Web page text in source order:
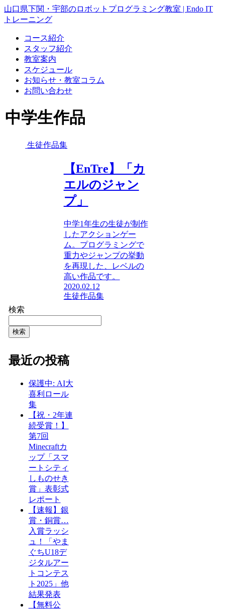
山口県下関・宇部のロボットプログラミング教室 | Endo IT
トレーニング
コース紹介
スタッフ紹介
教室案内
スケジュール
お知らせ・教室コラム
お問い合わせ
中学生作品
生徒作品集
【EnTre】「カ
エルのジャン
プ」
中学1年生の生徒が制作
したアクションゲー
ム。プログラミングで
重力やジャンプの挙動
を再現した、レベルの
高い作品です。
2020.02.12
生徒作品集
検索
検索
最近の投稿
保護中: AI大
喜利ロール
集
【祝・2年連
続受賞！】
第7回
Minecraftカ
ップ「スマ
ートシティ
しものせき
賞」表彰式
レポート
【速報】銀
賞・銅賞…
入賞ラッシ
ュ！「やま
ぐちU18デ
ジタルアー
トコンテス
ト2025」他
結果発表
【無料公